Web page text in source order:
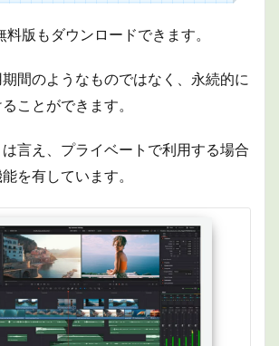
料版もダウンロードできます。
間のようなものではなく、永続的に
ことができます。
言え、プライベートで利用する場合
を有しています。